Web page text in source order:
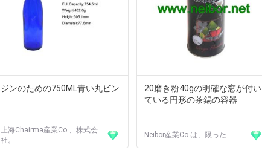
ジンのための750ML青い丸ビン
上海Chairma産業Co.、株式会
社。
20磨き粉40gの明確な窓が付い
ている円形の茶錫の容器
Neibor産業Co.は、限った